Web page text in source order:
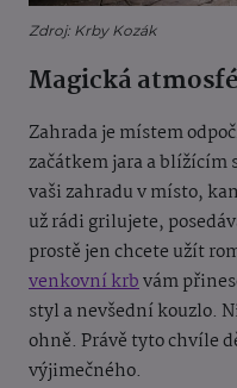
Zdroj: Krby Kozák
Magická
Zahrada je místem
začátkem jara a blížícím
vaši zahradu v místo,
už rádi grilujete,
prostě jen chcete užít
venkovní krbvám
styl a nevšední kouzlo.
ohně. Právě tyto chvíle
výjimečného.